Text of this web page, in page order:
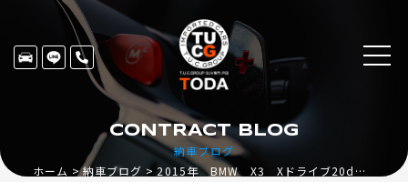
納車ブログ
CONTRACT BLOG
ホーム 納車ブログ 2015年 BMW X3 Xドライブ20d Mスポーツ アルピンホワイト 茨城県！